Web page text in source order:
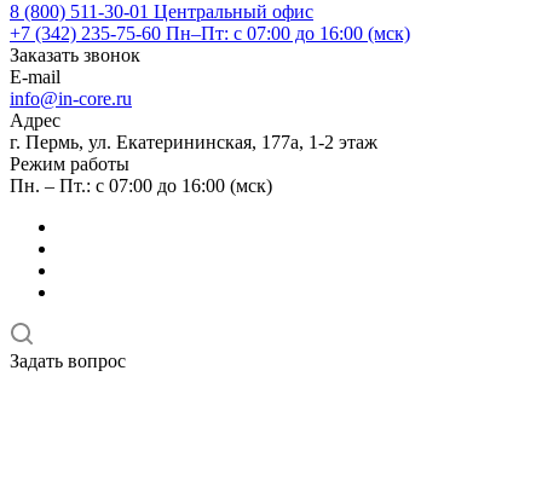
8 (800) 511-30-01 Центральный офис
+7 (342) 235-75-60 Пн–Пт: с 07:00 до 16:00 (мск)
Заказать звонок
E-mail
info@in-core.ru
Адрес
г. Пермь, ул. ​Екатерининская, 177а, ​1-2 этаж
Режим работы
Пн. – Пт.: с 07:00 до 16:00 (мск)
Задать вопрос